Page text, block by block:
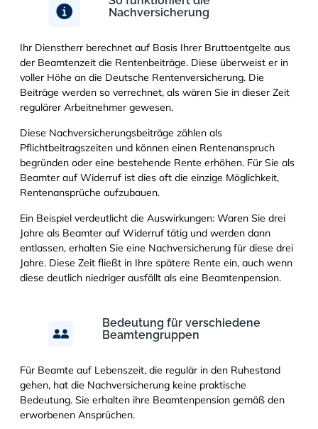
Nachversicherung
Ihr Dienstherr berechnet auf Basis Ihrer Bruttoentgelte aus
der Beamtenzeit die Rentenbeiträge. Diese überweist er in
voller Höhe an die Deutsche Rentenversicherung. Die
Beiträge werden so verrechnet, als wären Sie in dieser Zeit
regulärer Arbeitnehmer gewesen.
Diese Nachversicherungsbeiträge zählen als
Pflichtbeitragszeiten und können einen Rentenanspruch
begründen oder eine bestehende Rente erhöhen. Für Sie als
Beamter auf Widerruf ist dies oft die einzige Möglichkeit,
Rentenansprüche aufzubauen.
Ein Beispiel verdeutlicht die Auswirkungen: Waren Sie drei
Jahre als Beamter auf Widerruf tätig und werden dann
entlassen, erhalten Sie eine Nachversicherung für diese drei
Jahre. Diese Zeit fließt in Ihre spätere Rente ein, auch wenn
diese deutlich niedriger ausfällt als eine Beamtenpension.
Bedeutung für verschiedene
Beamtengruppen
Für Beamte auf Lebenszeit, die regulär in den Ruhestand
gehen, hat die Nachversicherung keine praktische
Bedeutung. Sie erhalten ihre Beamtenpension gemäß den
erworbenen Ansprüchen.